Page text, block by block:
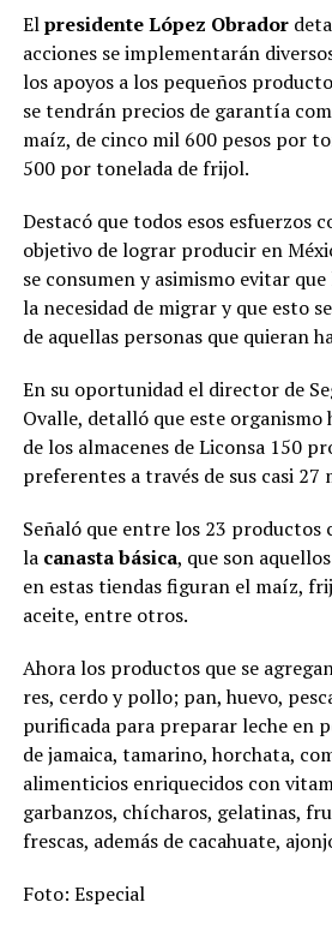
Elpresidente López Obrador
acciones se implementarán
los apoyos a los pequeños
se tendrán precios de garantía
maíz, de cinco mil 600 pesos por
500 por tonelada de frijol.
Destacó que todos esos esfuerzos
objetivo de lograr producir en
se consumen y asimismo evitar
la necesidad de migrar y que esto
de aquellas personas que quieran
En su oportunidad el director de
Ovalle, detalló que este organismo
de los almacenes de Liconsa 150
preferentes a través de sus casi 27
Señaló que entre los 23 productos
la canasta básica, que son
en estas tiendas figuran el maíz,
aceite, entre otros.
Ahora los productos que se
res, cerdo y pollo; pan, huevo,
purificada para preparar leche en
de jamaica, tamarino, horchata,
alimenticios enriquecidos con
garbanzos, chícharos, gelatinas,
frescas, además de cacahuate,
Foto: Especial